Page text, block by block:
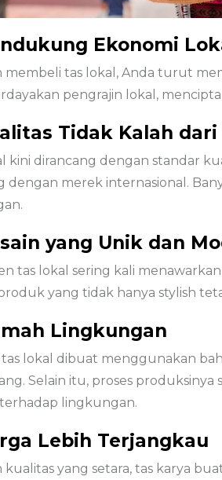
Ekonomi
membeli tas lokal, Anda turut
pengrajin lokal,
Tidak Kalah
kini dirancang dengan standar
dengan merek internasional.
yang Unik dan
tas lokal sering kali
yang tidak hanya stylish
Lingkungan
tas lokal dibuat menggunakan
Selain itu, proses
lingkungan.
Lebih Terjangkau
kualitas yang setara, tas karya